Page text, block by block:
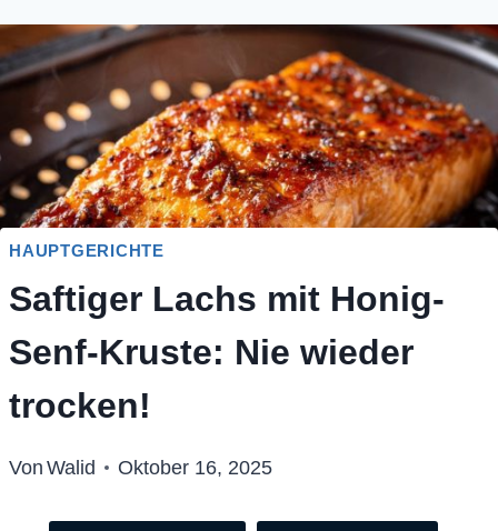
HAUPTGERICHTE
Saftiger Lachs mit Honig-
Senf-Kruste: Nie wieder
trocken!
Von Walid Oktober 16, 2025